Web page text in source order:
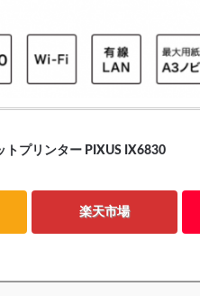
トプリンター PIXUS IX6830
楽天市場